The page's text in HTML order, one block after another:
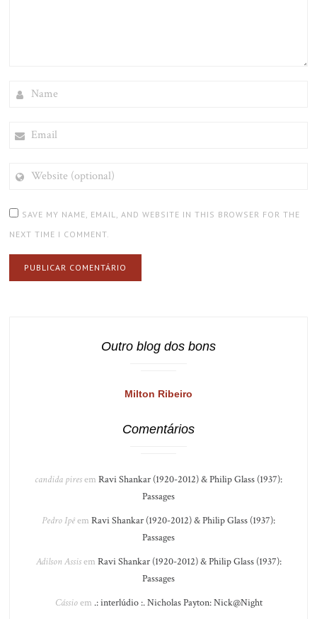
(OPTIONAL)
SAVE MY NAME, EMAIL, AND WEBSITE IN THIS BROWSER FOR THE
NEXT TIME I COMMENT.
Outro blog dos bons
Milton Ribeiro
Comentários
candida piresem Ravi Shankar (1920-2012) & Philip Glass (1937):
Passages
Pedro Ipêem Ravi Shankar (1920-2012) & Philip Glass (1937):
Passages
Adilson Assisem Ravi Shankar (1920-2012) & Philip Glass (1937):
Passages
Cássioem .: interlúdio :. Nicholas Payton: Nick@Night